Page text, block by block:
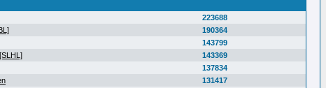
223688
190364
143799
143369
137834
131417